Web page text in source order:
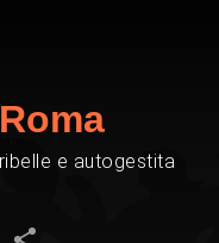
e autogestita